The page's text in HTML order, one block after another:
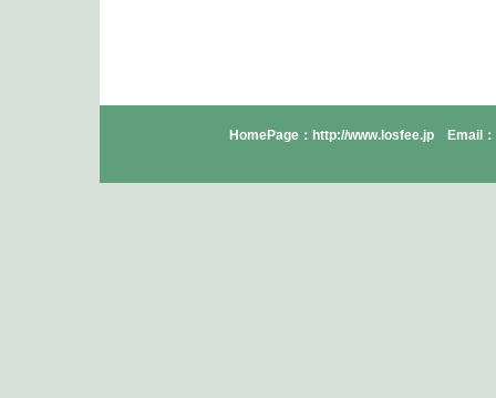
HomePage：http://www.losfee.jp Email